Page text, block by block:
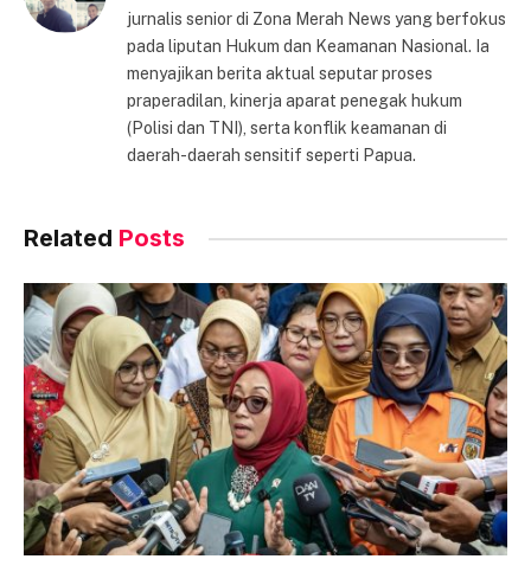
jurnalis senior di Zona Merah News yang berfokus
pada liputan Hukum dan Keamanan Nasional. Ia
menyajikan berita aktual seputar proses
praperadilan, kinerja aparat penegak hukum
(Polisi dan TNI), serta konflik keamanan di
daerah-daerah sensitif seperti Papua.
Related Posts